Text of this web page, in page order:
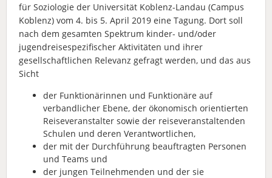
für Soziologie der Universität Koblenz-Landau (Campus
Koblenz) vom 4. bis 5. April 2019 eine Tagung. Dort soll
nach dem gesamten Spektrum kinder- und/oder
jugendreisespezifischer Aktivitäten und ihrer
gesellschaftlichen Relevanz gefragt werden, und das aus
Sicht
der Funktionärinnen und Funktionäre auf
verbandlicher Ebene, der ökonomisch orientierten
Reiseveranstalter sowie der reiseveranstaltenden
Schulen und deren Verantwortlichen,
der mit der Durchführung beauftragten Personen
und Teams und
der jungen Teilnehmenden und der sie